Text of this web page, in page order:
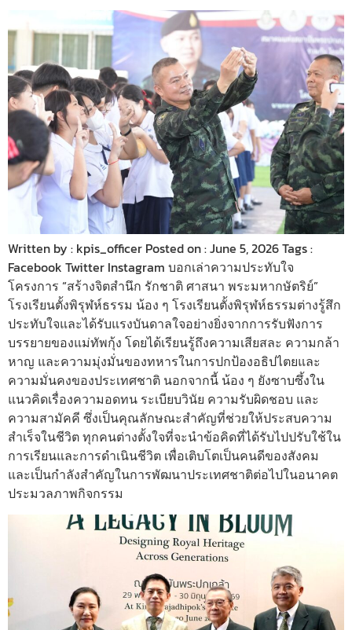
Written by : kpis_officer Posted on : June 5, 2026 Tags :
Facebook Twitter Instagram บอกเล่าความประทับใจ
โครงการ “สร้างจิตสำนึก รักชาติ ศาสนา พระมหากษัตริย์”
โรงเรียนตั้งพิรุฬห์ธรรม น้อง ๆ โรงเรียนตั้งพิรุฬห์ธรรมต่างรู้สึก
ประทับใจและได้รับแรงบันดาลใจอย่างยิ่งจากการรับฟังการ
บรรยายของแม่ทัพกุ้ง โดยได้เรียนรู้ถึงความเสียสละ ความกล้า
หาญ และความมุ่งมั่นของทหารในการปกป้องอธิปไตยและ
ความมั่นคงของประเทศชาติ นอกจากนี้ น้อง ๆ ยังซาบซึ้งใน
แนวคิดเรื่องความอดทน ระเบียบวินัย ความรับผิดชอบ และ
ความสามัคคี ซึ่งเป็นคุณลักษณะสำคัญที่ช่วยให้ประสบความ
สำเร็จในชีวิต ทุกคนต่างตั้งใจที่จะนำข้อคิดที่ได้รับไปปรับใช้ใน
การเรียนและการดำเนินชีวิต เพื่อเติบโตเป็นคนดีของสังคม
และเป็นกำลังสำคัญในการพัฒนาประเทศชาติต่อไปในอนาคต
ประมวลภาพกิจกรรม